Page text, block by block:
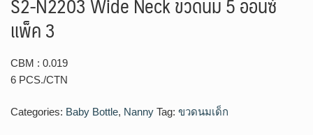
แพ็ค 3
CBM : 0.019
6 PCS./CTN
Categories: Baby Bottle, Nanny Tag: ขวดนมเด็ก